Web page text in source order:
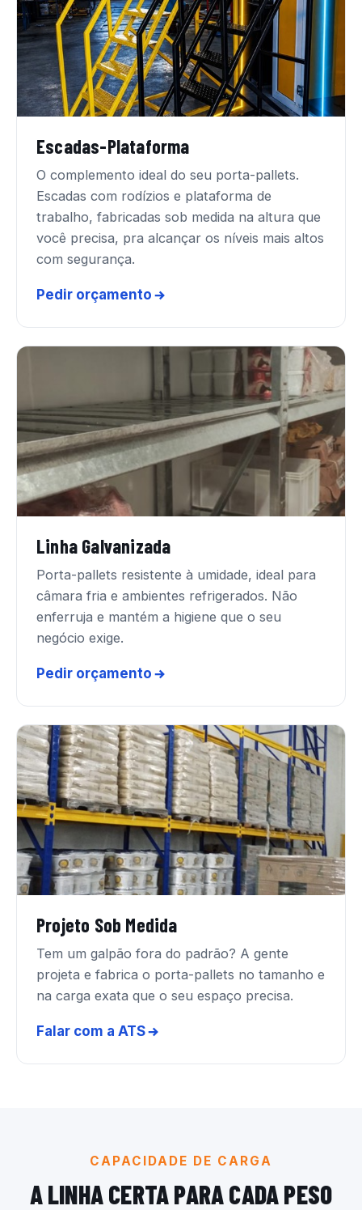
Escadas-Plataforma
O complemento ideal do seu porta-pallets.
Escadas com rodízios e plataforma de
trabalho, fabricadas sob medida na altura que
você precisa, pra alcançar os níveis mais altos
com segurança.
Pedir orçamento
Linha Galvanizada
Porta-pallets resistente à umidade, ideal para
câmara fria e ambientes refrigerados. Não
enferruja e mantém a higiene que o seu
negócio exige.
Pedir orçamento
Projeto Sob Medida
Tem um galpão fora do padrão? A gente
projeta e fabrica o porta-pallets no tamanho e
na carga exata que o seu espaço precisa.
Falar com a ATS
CAPACIDADE DE CARGA
A LINHA CERTA PARA CADA PESO